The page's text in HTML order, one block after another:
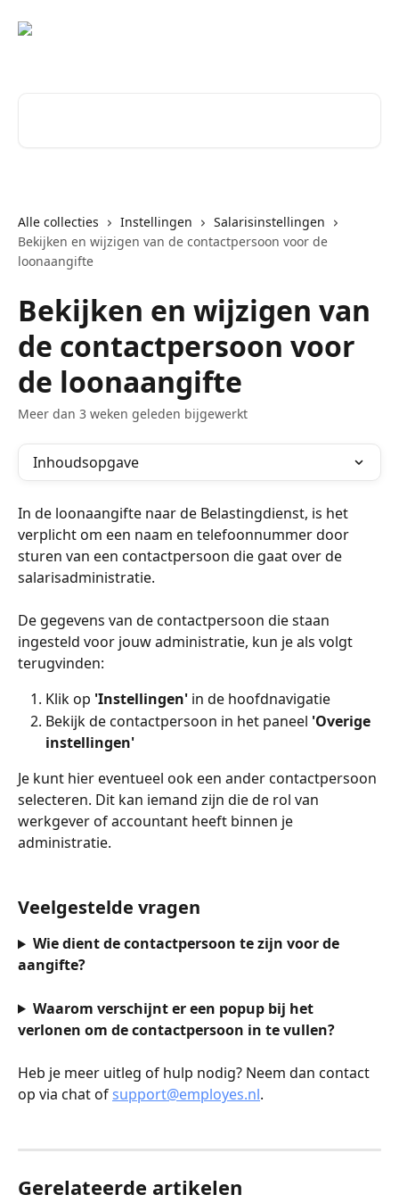
Alle collecties Instellingen
Salarisinstellingen
Bekijken en wijzigen van de contactpersoon voor de
loonaangifte
Bekijken en wijzigen van
de contactpersoon voor
de loonaangifte
Meer dan 3 weken geleden bijgewerkt
Inhoudsopgave
In de loonaangifte naar de Belastingdienst, is het
verplicht om een naam en telefoonnummer door
sturen van een contactpersoon die gaat over de
salarisadministratie.
De gegevens van de contactpersoon die staan
ingesteld voor jouw administratie, kun je als volgt
terugvinden:
Klik op 'Instellingen' in de hoofdnavigatie
Bekijk de contactpersoon in het paneel 'Overige
instellingen'
Je kunt hier eventueel ook een ander contactpersoon
selecteren. Dit kan iemand zijn die de rol van
werkgever of accountant heeft binnen je
administratie.
Veelgestelde vragen
Wie dient de contactpersoon te zijn voor de
aangifte?
Waarom verschijnt er een popup bij het
verlonen om de contactpersoon in te vullen?
Heb je meer uitleg of hulp nodig? Neem dan contact
op via chat of support@employes.nl.
Gerelateerde artikelen